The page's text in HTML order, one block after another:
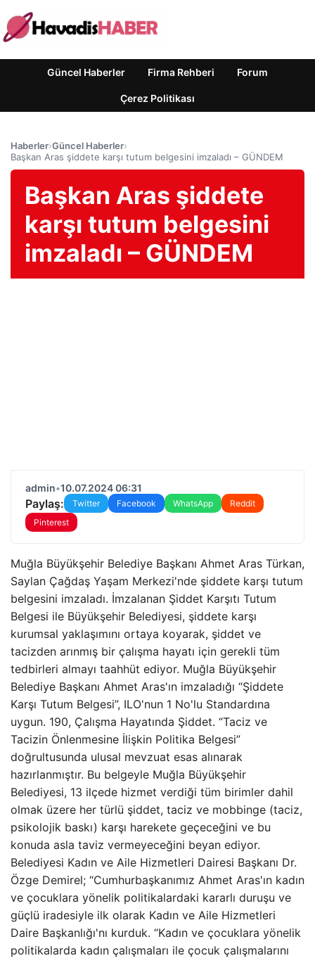
Güncel Haberler Firma Rehberi Forum
Çerez Politikası
Haberler›Güncel Haberler›
Başkan Aras şiddete karşı tutum belgesini imzaladı – GÜNDEM
Başkan Aras şiddete
karşı tutum belgesini
imzaladı – GÜNDEM
admin•10.07.2024 06:31
Paylaş: Twitter Facebook WhatsApp
Reddit
Pinterest
Muğla Büyükşehir Belediye Başkanı Ahmet Aras Türkan,
Saylan Çağdaş Yaşam Merkezi'nde şiddete karşı tutum
belgesini imzaladı. İmzalanan Şiddet Karşıtı Tutum
Belgesi ile Büyükşehir Belediyesi, şiddete karşı
kurumsal yaklaşımını ortaya koyarak, şiddet ve
tacizden arınmış bir çalışma hayatı için gerekli tüm
tedbirleri almayı taahhüt ediyor. Muğla Büyükşehir
Belediye Başkanı Ahmet Aras'ın imzaladığı “Şiddete
Karşı Tutum Belgesi”, ILO'nun 1 No'lu Standardına
uygun. 190, Çalışma Hayatında Şiddet. “Taciz ve
Tacizin Önlenmesine İlişkin Politika Belgesi”
doğrultusunda ulusal mevzuat esas alınarak
hazırlanmıştır. Bu belgeyle Muğla Büyükşehir
Belediyesi, 13 ilçede hizmet verdiği tüm birimler dahil
olmak üzere her türlü şiddet, taciz ve mobbinge (taciz,
psikolojik baskı) karşı harekete geçeceğini ve bu
konuda asla taviz vermeyeceğini beyan ediyor.
Belediyesi Kadın ve Aile Hizmetleri Dairesi Başkanı Dr.
Özge Demirel; “Cumhurbaşkanımız Ahmet Aras'ın kadın
ve çocuklara yönelik politikalardaki kararlı duruşu ve
güçlü iradesiyle ilk olarak Kadın ve Aile Hizmetleri
Daire Başkanlığı'nı kurduk. “Kadın ve çocuklara yönelik
politikalarda kadın çalışmaları ile çocuk çalışmalarını